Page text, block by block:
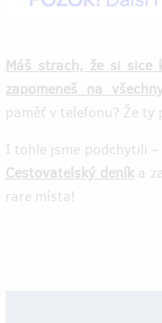
Máš strach, že si sice
zapomeneš na
paměť v telefonu? Že
I tohle jsme podchytili
Cestovatelský deníka
rare místa!